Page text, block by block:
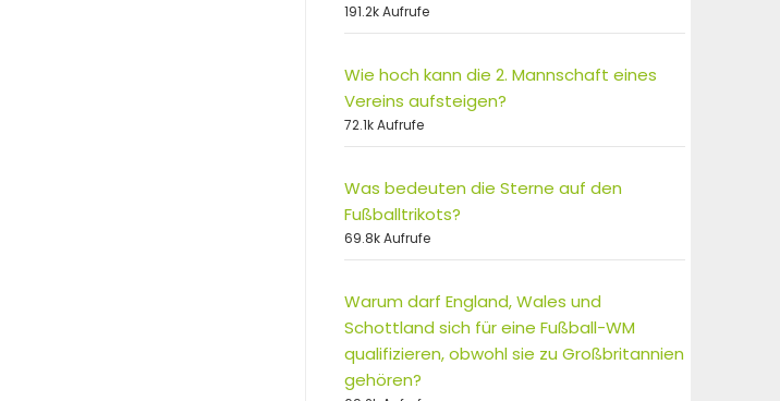
191.2k Aufrufe
Wie hoch kann die 2. Mannschaft eines
Vereins aufsteigen?
72.1k Aufrufe
Was bedeuten die Sterne auf den
Fußballtrikots?
69.8k Aufrufe
Warum darf England, Wales und
Schottland sich für eine Fußball-WM
qualifizieren, obwohl sie zu Großbritannien
gehören?